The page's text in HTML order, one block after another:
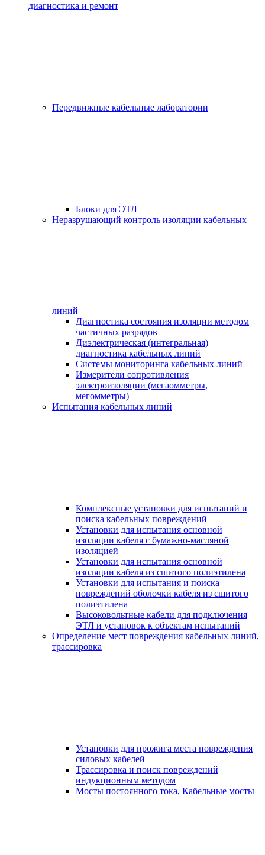
диагностика и ремонт
Передвижные кабельные лаборатории
Блоки для ЭТЛ
Неразрушающий контроль изоляции кабельных
линий
Диагностика состояния изоляции методом
частичных разрядов
Диэлектрическая (интегральная)
диагностика кабельных линий
Системы мониторинга кабельных линий
Измерители сопротивления
электроизоляции (мегаомметры,
мегомметры)
Испытания кабельных линий
Комплексные установки для испытаний и
поиска кабельных повреждений
Установки для испытания основной
изоляции кабеля с бумажно-масляной
изоляцией
Установки для испытания основной
изоляции кабеля из сшитого полиэтилена
Установки для испытания и поиска
повреждений оболочки кабеля из сшитого
полиэтилена
Высоковольтные кабели для подключения
ЭТЛ и установок к объектам испытаний
Определение мест повреждения кабельных линий,
трассировка
Установки для прожига места повреждения
силовых кабелей
Трассировка и поиск повреждений
индукционным методом
Мосты постоянного тока, Кабельные мосты